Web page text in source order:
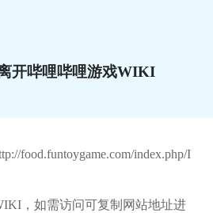
开哔哩哔哩游戏WIKI
food.funtoygame.com/index.php/I
，如需访问可复制网站地址进